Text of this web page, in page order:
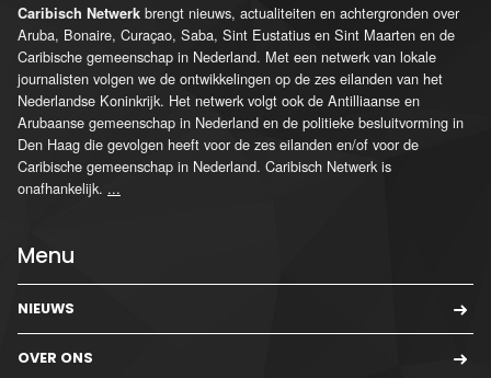
Caribisch Netwerk brengt nieuws, actualiteiten en achtergronden over
Aruba, Bonaire, Curaçao, Saba, Sint Eustatius en Sint Maarten en de
Caribische gemeenschap in Nederland. Met een netwerk van lokale
journalisten volgen we de ontwikkelingen op de zes eilanden van het
Nederlandse Koninkrijk. Het netwerk volgt ook de Antilliaanse en
Arubaanse gemeenschap in Nederland en de politieke besluitvorming in
Den Haag die gevolgen heeft voor de zes eilanden en/of voor de
Caribische gemeenschap in Nederland. Caribisch Netwerk is
onafhankelijk. ...
Menu
NIEUWS
OVER ONS